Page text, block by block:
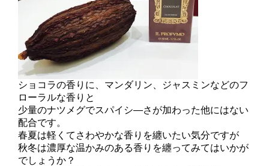
ショコラの香りに、マンダリン、ジャスミンなどのフ
ローラルな香りと
少量のナツメグでスパイシ―さが加わった他にはない
配合です。
春夏は軽くてさわやかな香りを纏いたい気分ですが
秋冬は濃厚な温かみのある香りを纏ってみてはいかが
でしょうか？